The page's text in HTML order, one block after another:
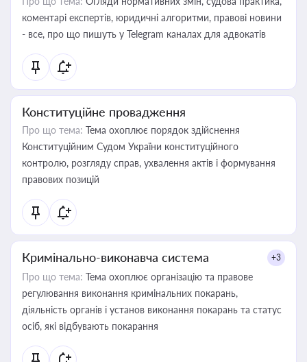
коментарі експертів, юридичні алгоритми, правові новини
- все, про що пишуть у Telegram каналах для адвокатів
Конституційне провадження
Про що тема: Тема охоплює порядок здійснення
Конституційним Судом України конституційного
контролю, розгляду справ, ухвалення актів і формування
правових позицій
Кримінально-виконавча система +3
Про що тема: Тема охоплює організацію та правове
регулювання виконання кримінальних покарань,
діяльність органів і установ виконання покарань та статус
осіб, які відбувають покарання